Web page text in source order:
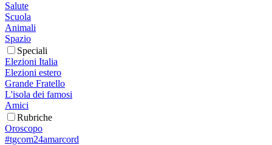
Salute
Scuola
Animali
Spazio
Speciali
Elezioni Italia
Elezioni estero
Grande Fratello
L'isola dei famosi
Amici
Rubriche
Oroscopo
#tgcom24amarcord